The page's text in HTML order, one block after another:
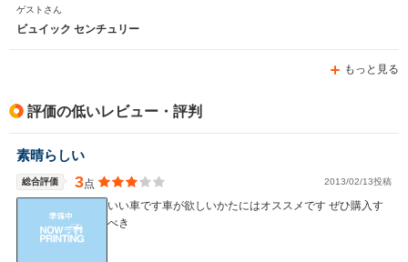
駆動方式 FF
ゲストさん
ビュイック センチュリー
もっと見る
評価の低いレビュー・評判
素晴らしい
総合評価 3点 2013/02/13投稿
いい車です車が欲しいかたにはオススメです ぜひ購入す
べき